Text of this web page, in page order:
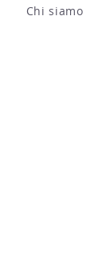
Chi siamo